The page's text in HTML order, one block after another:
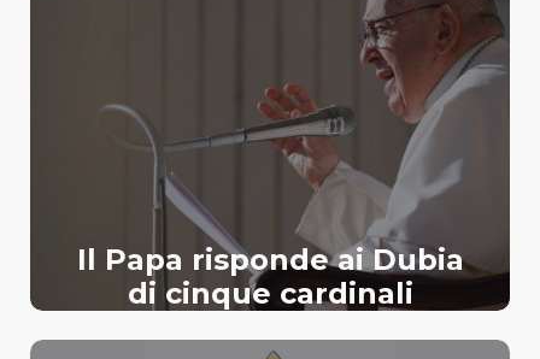
Il Papa risponde ai Dubia
di cinque cardinali